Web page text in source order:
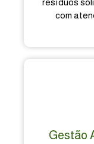
resíduos
com
Gestão